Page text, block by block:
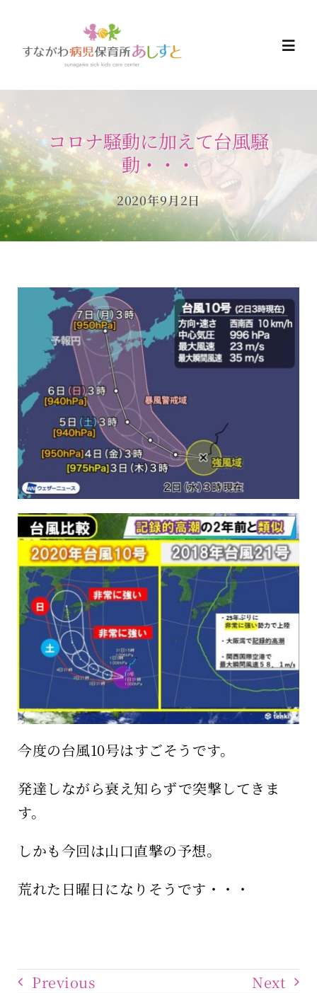
content
お知らせ
ご予約について
ご利用について
当日の過ごし方
保育所のご案内
ボヤキ100%
コロナ騒動に加えて台風騒
動・・・
2020年9月2日
今度の台風10号はすごそうです。
発達しながら衰え知らずで突撃してきま
す。
しかも今回は山口直撃の予想。
荒れた日曜日になりそうです・・・
Previous Next